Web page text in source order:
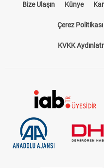
Bize Ulaşın Künye
Çerez Politikası
KVKK